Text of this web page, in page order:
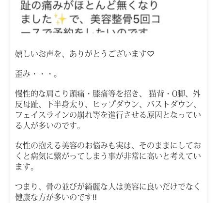
嬉しいお声を、ありがとうございます♡
歪み・・・。
慢性的な肩こり 頭痛・膝痛等を招き、 猫背・O脚、 外
反母趾、
下半身太り、 ヒップダウン、 バストダウン、
フェイスラインの崩れ等を進行させる原因となってい
る人が多いのです。
女性の抱える美容のお悩みも実は、そのままにしてお
くと病気に繋がってしまう事が非常に高いと考えてい
ます。
つまり、骨の並びが綺麗な人は美容に良いだけでなく
健康な方が多いのです‼